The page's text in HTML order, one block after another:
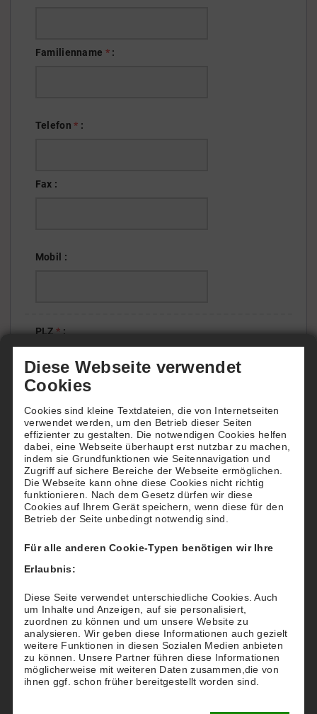
Familienname * :
Telefon* :
Fax :
Mobil :
PLZ*:
Straße/ Hausnummer
Ort *:
Kontoinhaber*:
Name der Bank* :
Diese Webseite verwendet
Cookies
Cookies sind kleine Textdateien, die von Internetseiten
verwendet werden, um den Betrieb dieser Seiten
effizienter zu gestalten. Die notwendigen Cookies helfen
dabei, eine Webseite überhaupt erst nutzbar zu machen,
indem sie Grundfunktionen wie Seitennavigation und
Zugriff auf sichere Bereiche der Webseite ermöglichen.
Die Webseite kann ohne diese Cookies nicht richtig
funktionieren. Nach dem Gesetz dürfen wir diese
Cookies auf Ihrem Gerät speichern, wenn diese für den
Betrieb der Seite unbedingt notwendig sind.
Für alle anderen Cookie-Typen benötigen wir Ihre
Erlaubnis:
Diese Seite verwendet unterschiedliche Cookies. Auch
um Inhalte und Anzeigen, auf sie personalisiert,
zuordnen zu können und um unsere Website zu
analysieren. Wir geben diese Informationen auch gezielt
weitere Funktionen in diesen Sozialen Medien anbieten
zu können. Unsere Partner führen diese Informationen
möglicherweise mit weiteren Daten zusammen,die von
ihnen ggf. schon früher bereitgestellt worden sind.